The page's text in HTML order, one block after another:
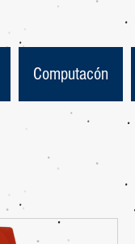
Computacón